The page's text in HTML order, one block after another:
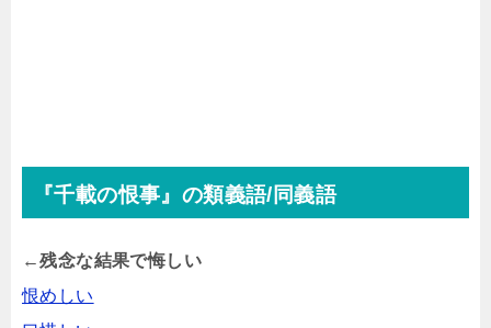
『千載の恨事』の類義語/同義語
←残念な結果で悔しい
恨めしい